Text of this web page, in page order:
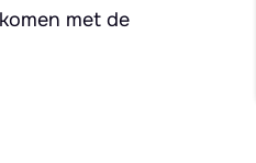
met de